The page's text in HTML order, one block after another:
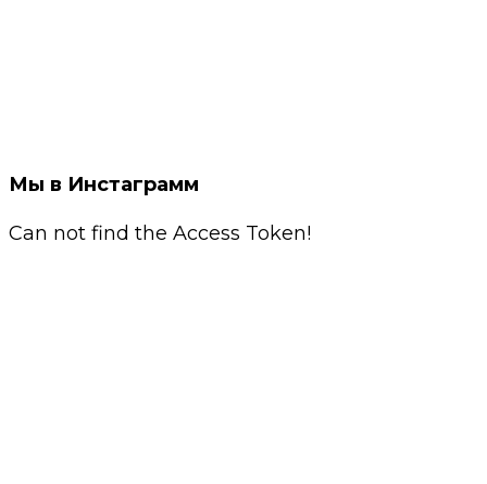
Мы в Инстаграмм
Can not find the Access Token!